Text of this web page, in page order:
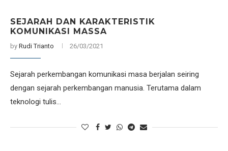
SEJARAH DAN KARAKTERISTIK
KOMUNIKASI MASSA
by Rudi Trianto 26/03/2021
Sejarah perkembangan komunikasi masa berjalan seiring
dengan sejarah perkembangan manusia. Terutama dalam
teknologi tulis…